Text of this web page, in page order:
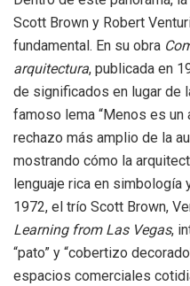
Scott Brown y Robert
fundamental. En su obra
arquitectura, publicada en
de significados en lugar de
famoso lema “Menos es un
rechazo más amplio de la
mostrando cómo la
lenguaje rica en simbología
1972, el trío Scott Brown,
Learning from Las Vegas,
“pato” y “cobertizo
espacios comerciales